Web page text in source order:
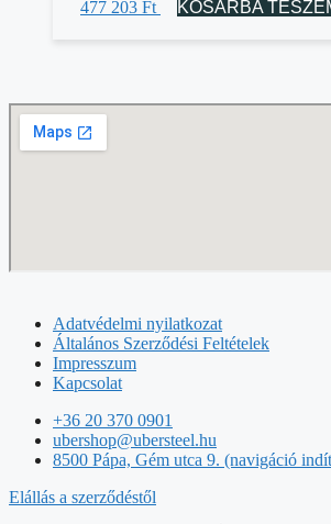
477 203 Ft KOSÁRBA
Adatvédelmi nyilatkozat
Általános Szerződési Feltételek
Impresszum
Kapcsolat
+36 20 370 0901
ubershop@ubersteel.hu
8500 Pápa, Gém utca 9. (navigáció
Elállás a szerződéstől